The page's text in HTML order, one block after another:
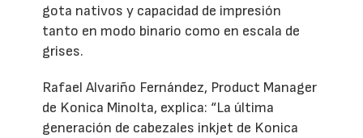
gota nativos y capacidad de impresión
tanto en modo binario como en escala de
grises.
Rafael Alvariño Fernández, Product Manager
de Konica Minolta, explica: “La última
generación de cabezales inkjet de Konica